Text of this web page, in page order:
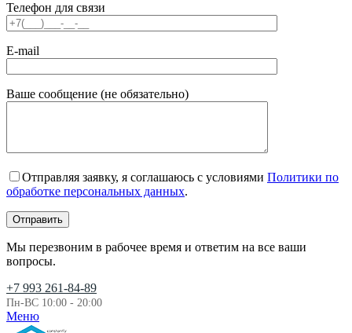
Телефон для связи
E-mail
Ваше сообщение (не обязательно)
Отправляя заявку, я соглашаюсь с условиями Политики по
обработке персональных данных.
Мы перезвоним в рабочее время и ответим на все ваши
вопросы.
+7 993 261-84-89
Пн-ВС 10:00 - 20:00
Меню